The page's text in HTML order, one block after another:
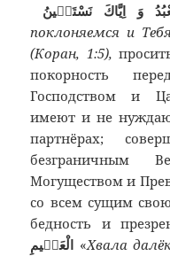
وَ اِيَّاكَ نَسْتَعٖينُ
поклоняемся и
(Коран, 1:5),
покорность
Господством и
имеют и не
партнёрах;
безграничным
Могуществом и
со всем сущим
бедность и
الْعَظٖيمِ «Хвала